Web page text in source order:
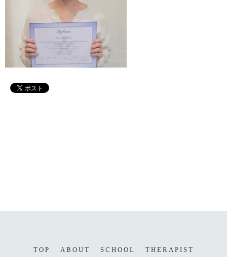
TOP ABOUT SCHOOL THERAPIST